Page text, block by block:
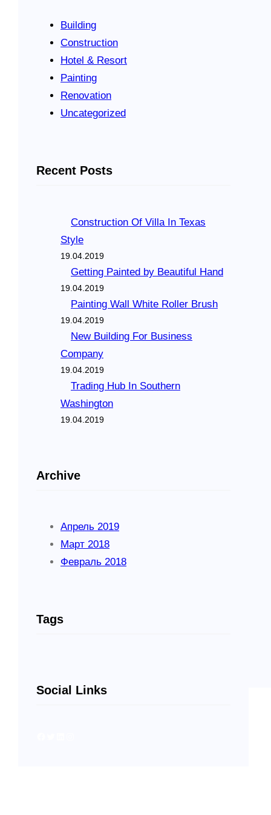
Building
Construction
Hotel & Resort
Painting
Renovation
Uncategorized
Recent Posts
Construction Of Villa In Texas
Style
19.04.2019
Getting Painted by Beautiful Hand
19.04.2019
Painting Wall White Roller Brush
19.04.2019
New Building For Business
Company
19.04.2019
Trading Hub In Southern
Washington
19.04.2019
Archive
Апрель 2019
Март 2018
Февраль 2018
Tags
Social Links